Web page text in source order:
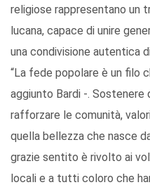
religiose rappresentano
lucana, capace di unire
una condivisione autentica
“La fede popolare è un filo
aggiunto Bardi -.
rafforzare le comunità,
quella bellezza che nasce
grazie sentito è rivolto ai
locali e a tutti coloro che